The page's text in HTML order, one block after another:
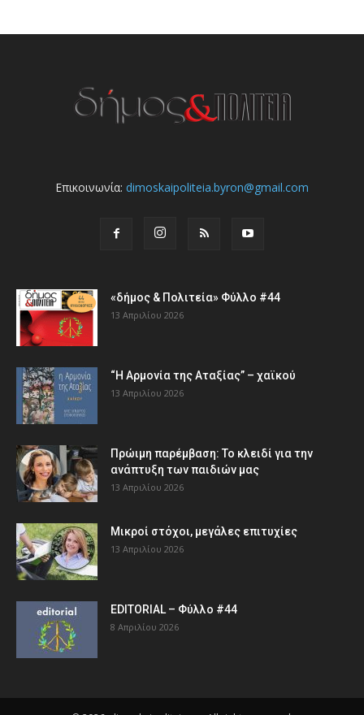
Επικοινωνία: dimoskaipoliteia.byron@gmail.com
«δήμος & Πολιτεία» Φύλλο #44
13 Απριλίου 2026
“Η Αρμονία της Αταξίας” – χαϊκού
13 Απριλίου 2026
Πρώιμη παρέμβαση: Το κλειδί για την
ανάπτυξη των παιδιών µας
13 Απριλίου 2026
Μικροί στόχοι, μεγάλες επιτυχίες
13 Απριλίου 2026
EDITORIAL – Φύλλο #44
8 Απριλίου 2026